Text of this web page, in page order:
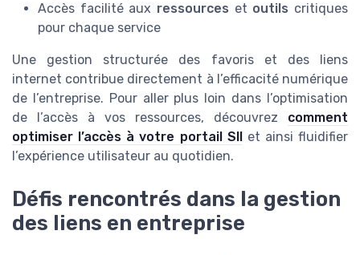
Accès facilité aux ressources et outils critiques
pour chaque service
Une gestion structurée des favoris et des liens
internet contribue directement à l’efficacité numérique
de l’entreprise. Pour aller plus loin dans l’optimisation
de l’accès à vos ressources, découvrez comment
optimiser l’accès à votre portail SII
et ainsi fluidifier
l’expérience utilisateur au quotidien.
Défis rencontrés dans la gestion
des liens en entreprise